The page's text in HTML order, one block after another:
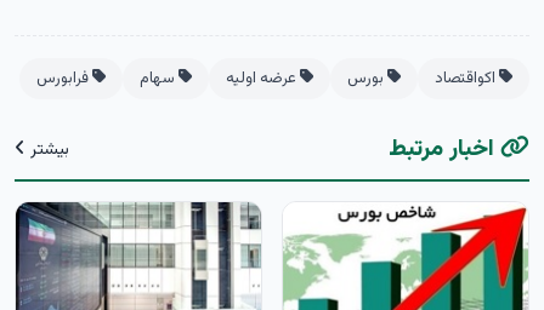
اکواقتصاد بورس عرضه اولیه سهام فرابورس
اخبار مرتبط بیشتر